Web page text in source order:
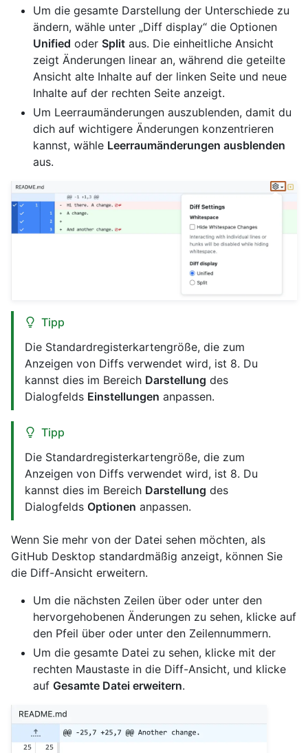
Um die gesamte Darstellung der Unterschiede zu
ändern, wähle unter „Diff display“ die Optionen
Unified oder Split aus. Die einheitliche Ansicht
zeigt Änderungen linear an, während die geteilte
Ansicht alte Inhalte auf der linken Seite und neue
Inhalte auf der rechten Seite anzeigt.
Um Leerraumänderungen auszublenden, damit du
dich auf wichtigere Änderungen konzentrieren
kannst, wähle Leerraumänderungen ausblenden
aus.
Tipp
Die Standardregisterkartengröße, die zum
Anzeigen von Diffs verwendet wird, ist 8. Du
kannst dies im Bereich Darstellung des
Dialogfelds Einstellungen anpassen.
Tipp
Die Standardregisterkartengröße, die zum
Anzeigen von Diffs verwendet wird, ist 8. Du
kannst dies im Bereich Darstellung des
Dialogfelds Optionen anpassen.
Wenn Sie mehr von der Datei sehen möchten, als
GitHub Desktop standardmäßig anzeigt, können Sie
die Diff-Ansicht erweitern.
Um die nächsten Zeilen über oder unter den
hervorgehobenen Änderungen zu sehen, klicke auf
den Pfeil über oder unter den Zeilennummern.
Um die gesamte Datei zu sehen, klicke mit der
rechten Maustaste in die Diff-Ansicht, und klicke
auf Gesamte Datei erweitern.